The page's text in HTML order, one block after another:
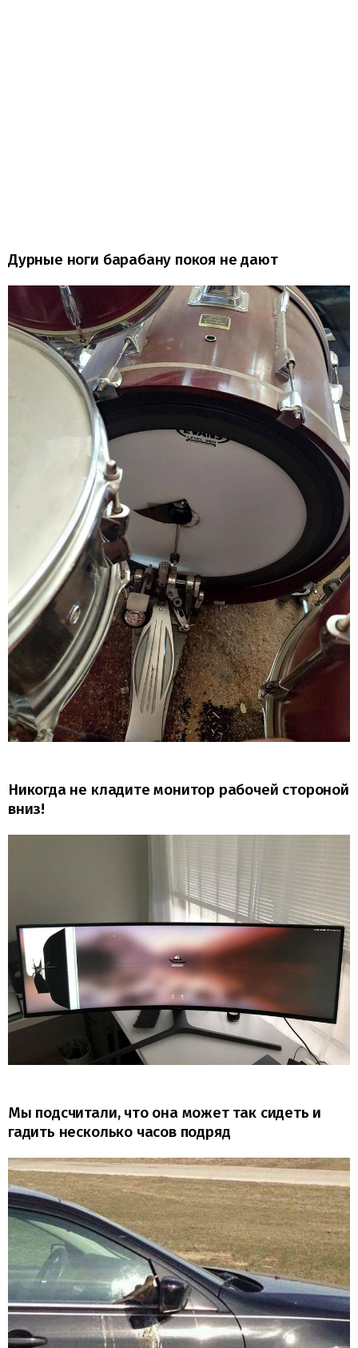
Дурные ноги барабану покоя не дают
Никогда не кладите монитор рабочей стороной
вниз!
Мы подсчитали, что она может так сидеть и
гадить несколько часов подряд